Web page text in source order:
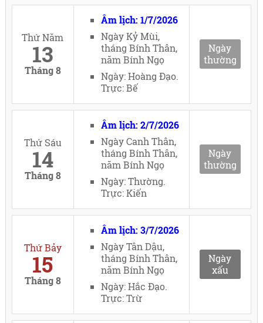
Thứ Năm
13
Tháng 8
Âm lịch: 1/7/2026
Ngày Kỷ Mùi,
tháng Bính Thân,
năm Bính Ngọ
Ngày: Hoàng Đạo.
Trực: Bế
Ngày
thường
Thứ Sáu
14
Tháng 8
Âm lịch: 2/7/2026
Ngày Canh Thân,
tháng Bính Thân,
năm Bính Ngọ
Ngày: Thường.
Trực: Kiến
Ngày
thường
Thứ Bảy
15
Tháng 8
Âm lịch: 3/7/2026
Ngày Tân Dậu,
tháng Bính Thân,
năm Bính Ngọ
Ngày: Hắc Đạo.
Trực: Trừ
Ngày
xấu